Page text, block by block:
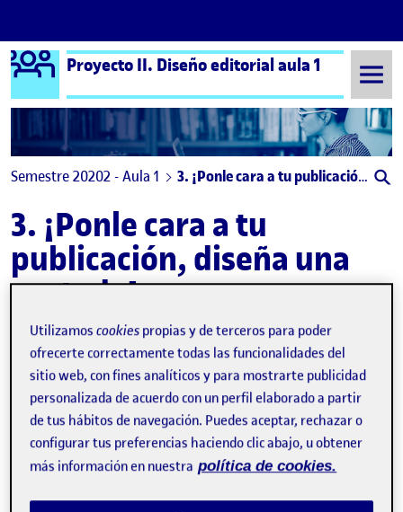
Saltar al contenido
Logo Ágora
Proyecto II. Diseño editorial aula 1
Semestre 20202 - Aula 1 3. ¡Ponle cara a tu publicación, diseña una portada!
3. ¡Ponle cara a tu
publicación, diseña una
portada!
Publicado por
Publicado por
Andrea Rodríguez Martín
Visibilidad:
Pública - Fecha de publicación
6 Abr 20216 abril, 2021 12:30 pm
-comentarioen ¡PONLE CARA A TU
Buenas Adjunto las dos ediciones de la revista Euforia, con las
correcciones mencionadas. Saludos 3. ¡Ponle cara a tu
publicación, diseña una portada! …
Utilizamoscookies propias y de terceros para poder
ofrecerte correctamente todas las funcionalidades del
sitio web, con fines analíticos y para mostrarte publicidad
personalizada de acuerdo con un perfil elaborado a partir
de tus hábitos de navegación. Puedes aceptar, rechazar o
configurar tus preferencias haciendo clic abajo, u obtener
más información en nuestra política de cookies.